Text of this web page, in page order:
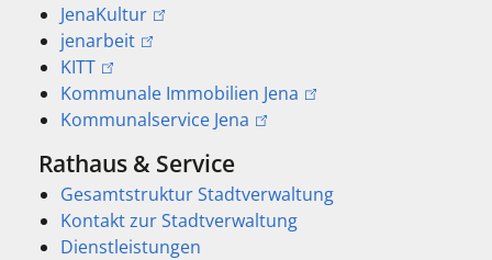
JenaKultur
jenarbeit
KITT
Kommunale Immobilien Jena
Kommunalservice Jena
Rathaus & Service
Gesamtstruktur Stadtverwaltung
Kontakt zur Stadtverwaltung
Dienstleistungen